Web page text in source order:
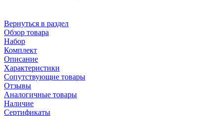
Вернуться в раздел
Обзор товара
Набор
Комплект
Описание
Характеристики
Сопутствующие товары
Отзывы
Аналогичные товары
Наличие
Сертификаты